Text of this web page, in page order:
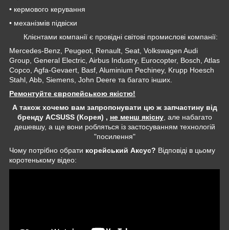
• кермового керування
• механізмів підвіски
Клієнтами компанії є провідні світові промислові компанії:
Mercedes-Benz, Peugeot, Renault, Seat, Volkswagen Audi
Group, General Electric, Airbus Industry, Eurocopter, Bosch, Atlas
Copco, Agfa-Gevaert, Basf, Aluminium Pechiney, Krupp Hoesch
Stahl, Abb, Siemens, John Deere та багато інших.
Ремонтуйте європейською якістю!
А також хочемо вам запропонувати цю ж запчастину від
бренду ACSUSS (Корея) , не менш якісну, але набагато
дешевшу, а ще вони робляться із застосуванням технологій
"посилення"
Чому потрібно обрати корейський Аксус? Відповіді в цьому
коротенькому відео: